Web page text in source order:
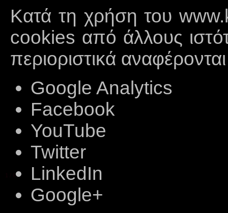
Κατά τη χρήση του
cookies από άλλους
περιοριστικά
Google Analytics
Facebook
YouTube
Twitter
LinkedIn
Google+